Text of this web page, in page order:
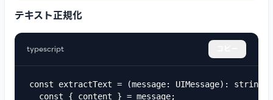
テキスト正規化
typescript
const extractText = (message: UIMessage): string
  const { content } = message;